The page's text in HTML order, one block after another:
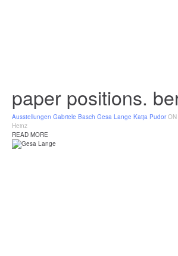
paper positions.
Ausstellungen Gabriele Basch Gesa Lange Katja Pudor
Heinz
READ MORE